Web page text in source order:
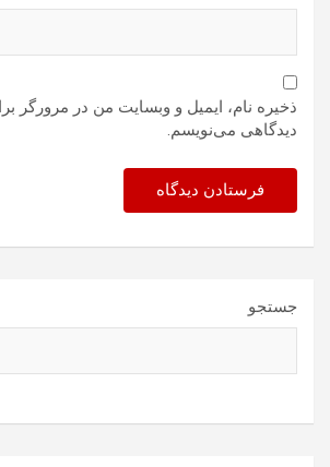
ذخیره نام، ایمیل و وبسایت من در مرورگر
دیدگاهی می‌نویسم.
جستجو